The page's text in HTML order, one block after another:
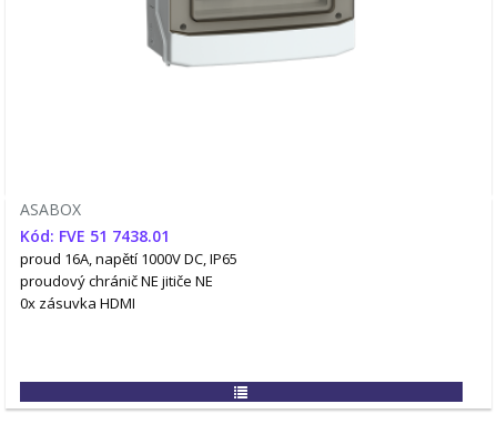
ASABOX
Kód: FVE 51 7438.01
proud 16A, napětí 1000V DC, IP65
proudový chránič NE jitiče NE
0x zásuvka HDMI